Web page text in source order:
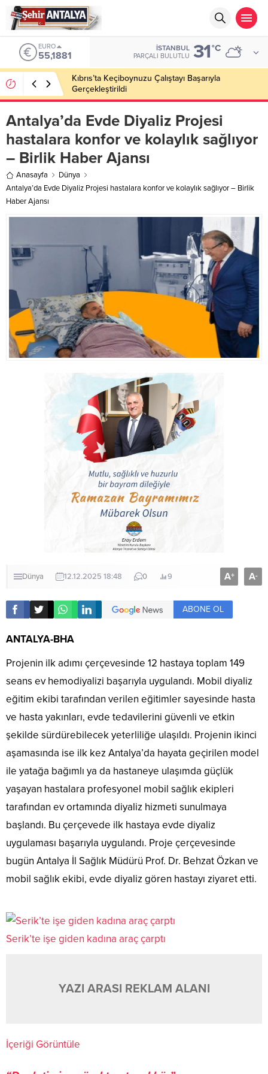
ALTIN
6.660,55
İSTANBUL
PARÇALI BULUTLU 31°C
LGS’de 500 Tam Puan, YKS’de İlk 1000 Başarısı:
Doğru Cevap Eğitim Kurumları Zirvede
Antalya’da Evde Diyaliz Projesi
hastalara konfor ve kolaylık sağlıyor
– Birlik Haber Ajansı
Anasayfa
Dünya
Antalya’da Evde Diyaliz Projesi hastalara konfor ve kolaylık sağlıyor – Birlik
Haber Ajansı
Dünya 12.12.2025 18:48 0 9 A+ A-
ABONE OL
ANTALYA-BHA
Projenin ilk adımı çerçevesinde 12 hastaya toplam 149
seans ev hemodiyalizi başarıyla uygulandı. Mobil diyaliz
eğitim ekibi tarafından verilen eğitimler sayesinde hasta
ve hasta yakınları, evde tedavilerini güvenli ve etkin
şekilde sürdürebilecek yeterliliğe ulaşıldı. Projenin ikinci
aşamasında ise ilk kez Antalya’da hayata geçirilen model
ile yatağa bağımlı ya da hastaneye ulaşımda güçlük
yaşayan hastalara profesyonel mobil sağlık ekipleri
tarafından ev ortamında diyaliz hizmeti sunulmaya
başlandı. Bu çerçevede ilk hastaya evde diyaliz
uygulaması başarıyla uygulandı. Proje çerçevesinde
bugün Antalya İl Sağlık Müdürü Prof. Dr. Behzat Özkan ve
mobil sağlık ekibi, evde diyaliz gören hastayı ziyaret etti.
Serik’te işe giden kadına araç çarptı
YAZI ARASI REKLAM ALANI
İçeriği Görüntüle